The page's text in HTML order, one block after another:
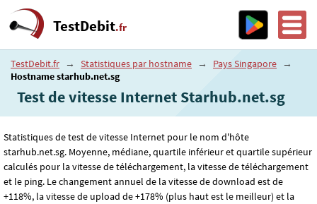
TestDebit.fr
TestDebit.fr → Statistiques par hostname → Pays Singapore →
Hostname starhub.net.sg
Test de vitesse Internet Starhub.net.sg
Statistiques de test de vitesse Internet pour le nom d'hôte
starhub.net.sg. Moyenne, médiane, quartile inférieur et quartile supérieur
calculés pour la vitesse de téléchargement, la vitesse de téléchargement
et le ping. Le changement annuel de la vitesse de download est de
+118%, la vitesse de upload de +178% (plus haut est le meilleur) et la